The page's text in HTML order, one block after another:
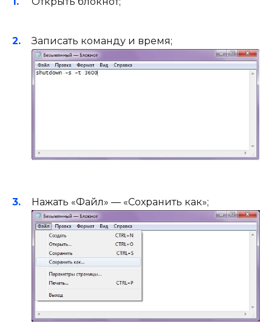
Записать команду и время;
Нажать «Файл» — «Сохранить как»;